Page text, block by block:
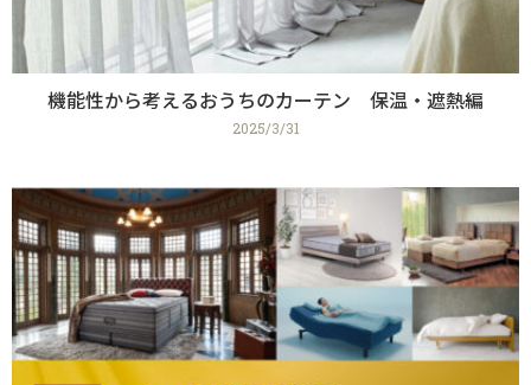
機能性から考えるおうちのカーテン 保温・遮熱編
2025/3/31